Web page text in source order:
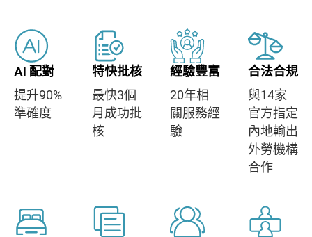
AI 配對
提升90%
準確度
特快批核
最快3個
月成功批
核
經驗豐富
20年相
關服務經
驗
合法合規
與14家
官方指定
內地輸出
外勞機構
合作